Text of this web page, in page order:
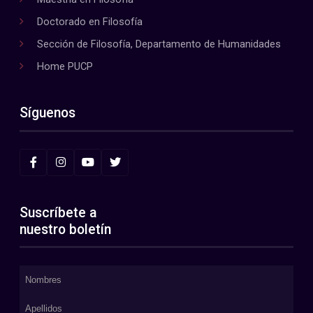
Doctorado en Filosofía
Sección de Filosofía, Departamento de Humanidades
Home PUCP
Síguenos
Suscríbete a
nuestro boletín